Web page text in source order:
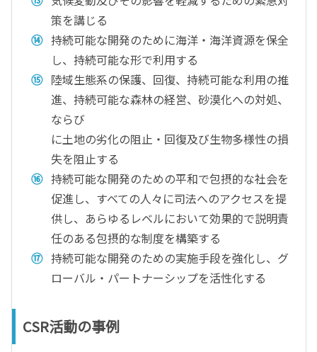
策を講じる
持続可能な開発のために海洋・海洋資源を保全
し、持続可能な形で利用する
陸域生態系の保護、回復、持続可能な利用の推
進、持続可能な森林の経営、砂漠化への対処、
ならび
に土地の劣化の阻止・回復及び生物多様性の損
失を阻止する
持続可能な開発のための平和で包摂的な社会を
促進し、すべての人々に司法へのアクセスを提
供し、あらゆるレベルにおいて効果的で説明責
任のある包摂的な制度を構築する
持続可能な開発のための実施手段を強化し、グ
ローバル・パートナーシップを活性化する
CSR活動の事例